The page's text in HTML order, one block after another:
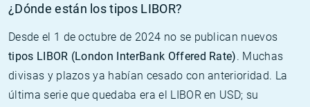
¿Dónde están los tipos LIBOR?
Desde el 1 de octubre de 2024 no se publican nuevos
tipos LIBOR (London InterBank Offered Rate). Muchas
divisas y plazos ya habían cesado con anterioridad. La
última serie que quedaba era el LIBOR en USD; su